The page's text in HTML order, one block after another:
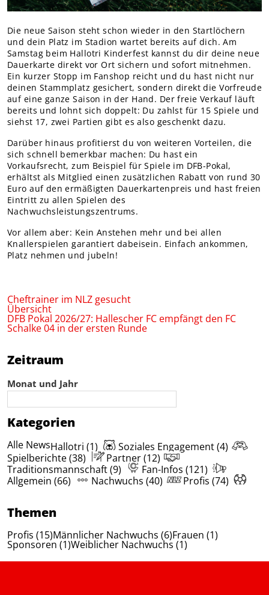
Teams Nachwuchs
MITGLIEDER
Online-Antrag
Zeitraum
Monat und Jahr
Kategorien
Alle NewsHallotri (1)
Soziales Engagement (4)
Spielberichte (38)
Partner (12)
Traditionsmannschaft (9)
Fan-Infos (121)
Allgemein (66)
Nachwuchs (40) Profis (74)
Themen
Profis (15)Männlicher Nachwuchs (6)Frauen (1)
Sponsoren (1)Weiblicher Nachwuchs (1)
Die neue Saison steht schon wieder in den Startlöchern
und dein Platz im Stadion wartet bereits auf dich. Am
Samstag beim Hallotri Kinderfest kannst du dir deine neue
Dauerkarte direkt vor Ort sichern und sofort mitnehmen.
Ein kurzer Stopp im Fanshop reicht und du hast nicht nur
deinen Stammplatz gesichert, sondern direkt die Vorfreude
auf eine ganze Saison in der Hand. Der freie Verkauf läuft
bereits und lohnt sich doppelt: Du zahlst für 15 Spiele und
siehst 17, zwei Partien gibt es also geschenkt dazu.
Darüber hinaus profitierst du von weiteren Vorteilen, die
sich schnell bemerkbar machen: Du hast ein
Vorkaufsrecht, zum Beispiel für Spiele im DFB-Pokal,
erhältst als Mitglied einen zusätzlichen Rabatt von rund 30
Euro auf den ermäßigten Dauerkartenpreis und hast freien
Eintritt zu allen Spielen des
Nachwuchsleistungszentrums.
Vor allem aber: Kein Anstehen mehr und bei allen
Knallerspielen garantiert dabeisein. Einfach ankommen,
Platz nehmen und jubeln!
Cheftrainer im NLZ gesucht
Übersicht
DFB Pokal 2026/27: Hallescher FC empfängt den FC
Schalke 04 in der ersten Runde